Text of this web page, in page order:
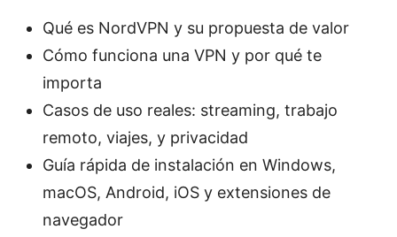
Qué es NordVPN y su propuesta de valor
Cómo funciona una VPN y por qué te
importa
Casos de uso reales: streaming, trabajo
remoto, viajes, y privacidad
Guía rápida de instalación en Windows,
macOS, Android, iOS y extensiones de
navegador